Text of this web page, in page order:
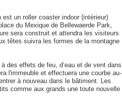
un roller coaster indoor (intérieur)
du Mexique de Bellewaerde Park,
sera construit et attendra les visiteurs
têtes suivra les formes de la montagne
des effets de feu, d’eau et de vent dans
l'immeuble et effectuera une courbe au-
à nouveau dans le bâtiment. Les
comme aux grands une toute nouvelle